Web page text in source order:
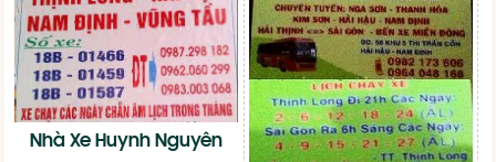
Nhà Xe Huynh Nguyên